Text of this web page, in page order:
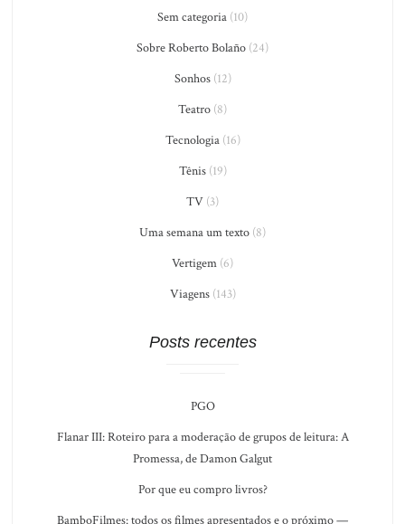
Sem categoria (10)
Sobre Roberto Bolaño (24)
Sonhos(12)
Teatro (8)
Tecnologia(16)
Tênis(19)
TV (3)
Uma semana um texto (8)
Vertigem (6)
Viagens(143)
Posts recentes
PGO
Flanar III: Roteiro para a moderação de grupos de leitura: A
Promessa, de Damon Galgut
Por que eu compro livros?
BamboFilmes: todos os filmes apresentados e o próximo —